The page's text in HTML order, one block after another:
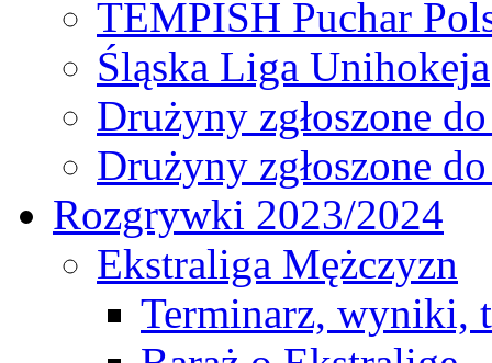
TEMPISH Puchar
Śląska Liga Unihokeja
Drużyny zgłoszone
Drużyny zgłoszone
Rozgrywki 2023/2024
Ekstraliga Mężczyzn
Terminarz, wyniki,